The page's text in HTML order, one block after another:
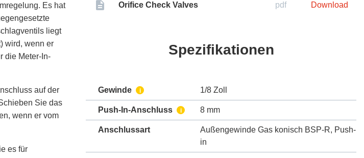
Es hat
liegt
wird, wenn er
die Meter-In-
auf der
Sie das
wenn er vom
es für
Orifice Check Valves pdf Download
Spezifikationen
Gewinde i 1/8 Zoll
Push-In-Anschluss i 8 mm
Anschlussart Außengewinde Gas konisch BSP-R, Push-
in